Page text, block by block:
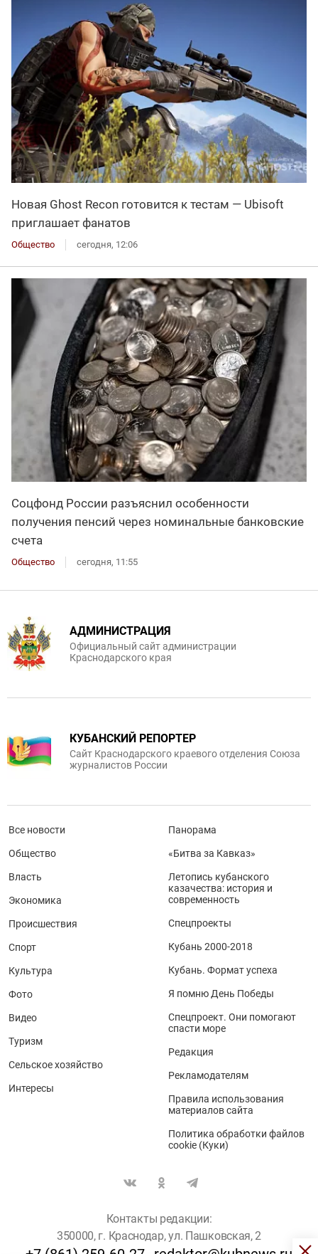
Новая Ghost Recon готовится к тестам — Ubisoft
приглашает фанатов
Общество сегодня, 12:06
Соцфонд России разъяснил особенности
получения пенсий через номинальные банковские
счета
Общество сегодня, 11:55
АДМИНИСТРАЦИЯ
Официальный сайт администрации
Краснодарского края
КУБАНСКИЙ РЕПОРТЕР
Сайт Краснодарского краевого отделения Союза
журналистов России
Все новости
Общество
Власть
Экономика
Происшествия
Спорт
Культура
Фото
Видео
Туризм
Сельское хозяйство
Интересы
Панорама
«Битва за Кавказ»
Летопись кубанского
казачества: история и
современность
Спецпроекты
Кубань 2000-2018
Кубань. Формат успеха
Я помню День Победы
Спецпроект. Они помогают
спасти море
Редакция
Рекламодателям
Правила использования
материалов сайта
Политика обработки файлов
cookie (Куки)
Контакты редакции:
350000, г. Краснодар, ул. Пашковская, 2